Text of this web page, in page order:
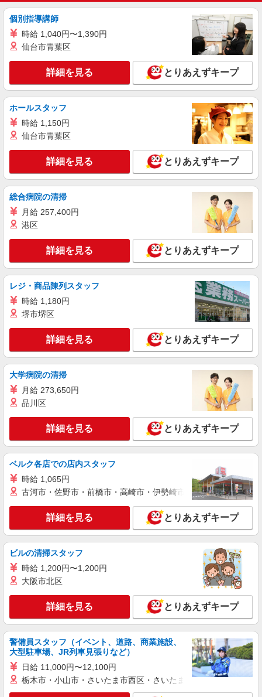
(試用期間2ヶ月) 残業が発生した場合、残業代を1
森永製菓小山工場キャフェ （栃木県小山市大
字出井1523-1）
詳細を見る
アルバイト パート
コンパスグループ・ジャパン株式会社 21630_p
NEW
調理補助【アルバイト・パート】
小山工業高等専門学校 （栃木県小山市大字中
久喜771番地）
キープ 詳細を見る
アルバイト パート
ファミリー食堂 山田うどん食堂 小山新4号バイパス店（店舗番号
NEW
うどん食堂のホールスタッフ
5:15〜9:00／時給1150円 9:00〜22:00／時給
1100円 22:00〜／時給1375円 高校生／時給1070円
日・祝日は時給50円アップ！（9時〜22時）
ファミリー食堂 山田うどん食堂 小山新4号
バイパス店 （栃木県小山市田間855-1）
詳細を見る
パート
ツクイ小山（デイサービス）
デイサービス 調理スタッフ（ミールケアクル
ー）
アップ！ ※給与幅は資格・経験等による
栃木県小山市西城南四丁目1番19号
キープ 詳細を見る
派遣社員
ランスタッド株式会社 小山支店（小山事業所）/FOYT109090
調理師・調理補助
時給1400円 【月収例】週5日・月21日勤務の
場合：139650円、週4日・月16日勤務の場合：
106400円、週3日・月12日勤務の場合：79800円
※交通費実費支給／当社規定あり。
栃木県小山市 国道50線・新国道4号線へのアク
セス良好
キープ 詳細を見る
パート
ケンタッキーフライドチキン イオンモール小山店
カウンター・キッチンスタッフ ＜優先募集日
時＞日曜 フルタイム
時給1100円 ＜高校生＞時給1070円
栃木県小山市中久喜1467-1
個別指導講師
時給 1,040円〜1,390円
仙台市青葉区
詳細を見る とりあえずキープ
ホールスタッフ
時給 1,150円
仙台市青葉区
詳細を見る とりあえずキープ
総合病院の清掃
月給 257,400円
港区
詳細を見る とりあえずキープ
レジ・商品陳列スタッフ
時給 1,180円
堺市堺区
詳細を見る とりあえずキープ
大学病院の清掃
月給 273,650円
品川区
詳細を見る とりあえずキープ
ベルク各店での店内スタッフ
時給 1,065円
古河市・佐野市・前橋市・高崎市・伊勢崎市・太田市・館林市
詳細を見る とりあえずキープ
ビルの清掃スタッフ
時給 1,200円〜1,200円
大阪市北区
詳細を見る とりあえずキープ
警備員スタッフ（イベント、道路、商業施設、
大型駐車場、JR列車見張りなど）
日給 11,000円〜12,100円
栃木市・小山市・さいたま市西区・さいたま市岩槻区・久喜市・